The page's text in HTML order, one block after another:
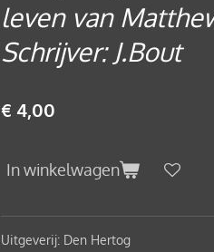
leven van
Schrijver: J.Bout
€ 4,00
In winkelwagen
Uitgeverij: Den Hertog